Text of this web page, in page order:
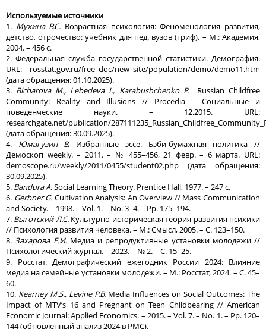
Используемые источники
1. Мухина В.С. Возрастная психология: Феноменология развития,
детство, отрочество: учебник для пед. вузов (гриф). – М.: Академия,
2004. – 456 с.
2. Федеральная служба государственной статистики. Демография.
URL: rosstat.gov.ru/free_doc/new_site/population/demo/demo11.htm
(дата обращения: 01.10.2025).
3. Bicharova M., Lebedeva I., Karabushchenko P.Russian Childfree
Community: Reality and Illusions // Procedia – Социальные и
поведенческие науки. – 12.2015. URL:
researchgate.net/publication/
(дата обращения: 30.09.2025).
4. Юмагузин В. Избранные эссе. Бэби-бумажная политика //
Демоскоп weekly. – 2011. – № 455–456, 21 февр. – 6 марта. URL:
demoscope.ru/weekly/2011/0455/student02.php (дата обращения:
30.09.2025).
5. Bandura A.Social Learning Theory. Prentice Hall, 1977. – 247 с.
6. Gerbner G. Cultivation Analysis: An Overview // Mass Communication
and Society. – 1998. – Vol. 1. – No. 3–4. – Pp. 175–194.
7. Выготский Л.С.Культурно-историческая теория развития психики
// Психология развития человека. – М.: Смысл, 2005. – С. 123–150.
8. Захарова Е.И.Медиа и репродуктивные установки молодежи //
Психологический журнал. – 2023. – № 2. – С. 15–25.
9. Росстат. Демографический ежегодник России 2024: Влияние
медиа на семейные установки молодежи. – М.: Росстат, 2024. – С. 45–
60.
10. Kearney M.S., Levine P.B. Media Influences on Social Outcomes: The
Impact of MTV’s 16 and Pregnant on Teen Childbearing // American
Economic Journal: Applied Economics. – 2015. – Vol. 7. – No. 1. – Pp. 120–
144 (обновленный анализ 2024 в PMC).